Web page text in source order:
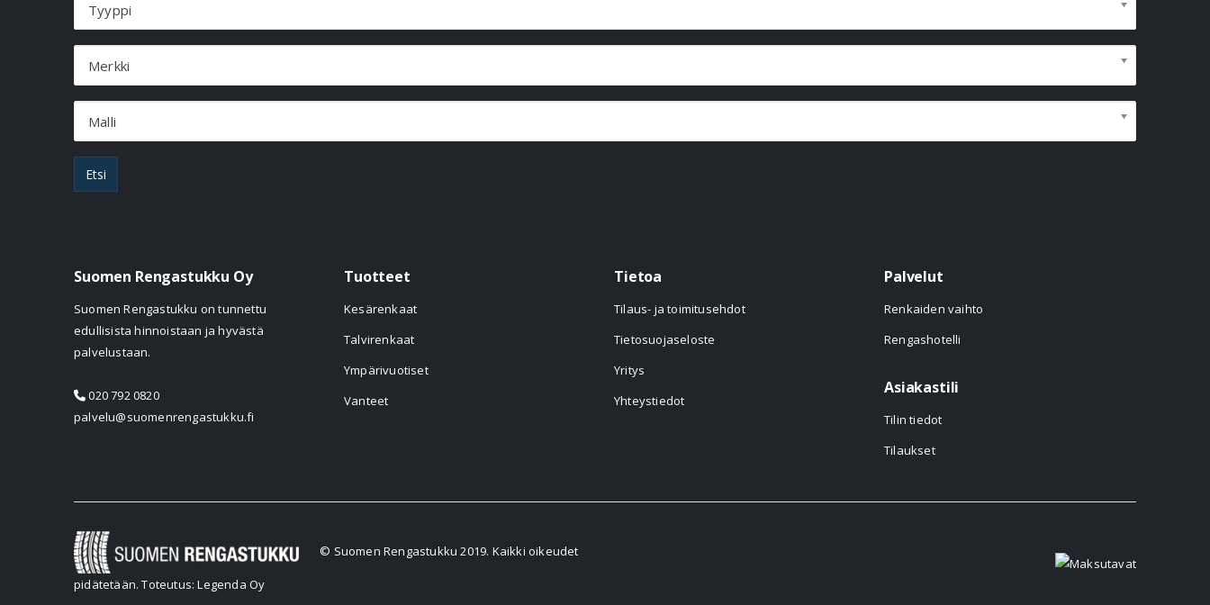
Tyyppi
Merkki
Malli
Etsi
Suomen Rengastukku Oy
Suomen Rengastukku on tunnettu
edullisista hinnoistaan ja hyvästä
palvelustaan.
020 792 0820
palvelu@suomenrengastukku.fi
Tuotteet
Kesärenkaat
Talvirenkaat
Ympärivuotiset
Vanteet
Tietoa
Tilaus- ja toimitusehdot
Tietosuojaseloste
Yritys
Yhteystiedot
Palvelut
Renkaiden vaihto
Rengashotelli
Asiakastili
Tilin tiedot
Tilaukset
© Suomen Rengastukku 2019. Kaikki oikeudet
pidätetään.Toteutus: Legenda Oy